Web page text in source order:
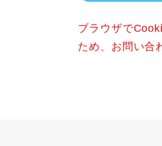
ブラウザで
ため、お問い合